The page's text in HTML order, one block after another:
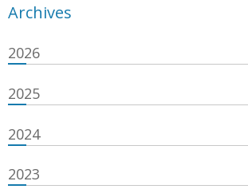
Archives
2026
2025
2024
2023